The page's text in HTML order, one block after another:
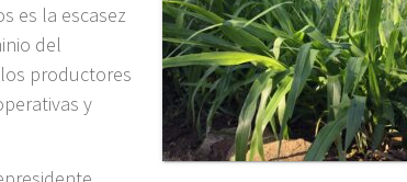
es la escasez
del
productores
y